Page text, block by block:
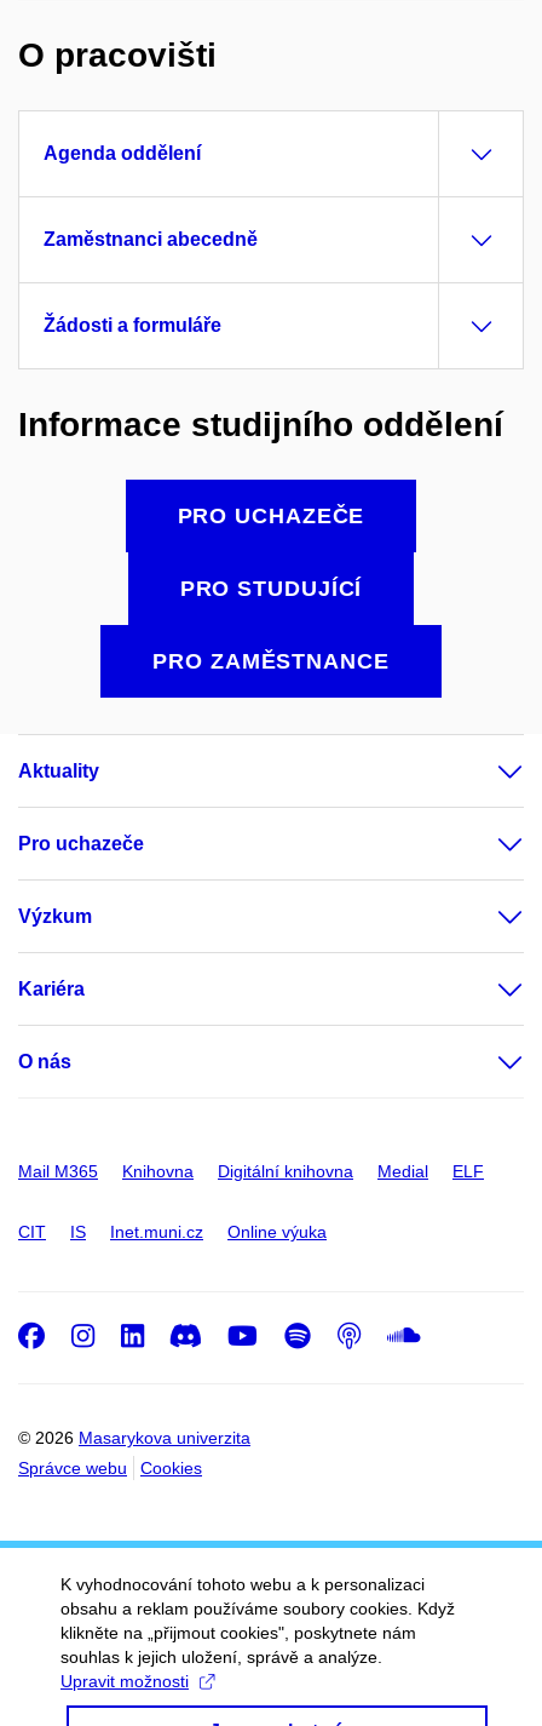
O pracovišti
Agenda oddělení
Zaměstnanci abecedně
Žádosti a formuláře
Informace studijního oddělení
PRO UCHAZEČE
PRO STUDUJÍCÍ
PRO ZAMĚSTNANCE
Aktuality
Pro uchazeče
Výzkum
Kariéra
O nás
Mail M365 Knihovna Digitální knihovna Medial ELF
CIT IS Inet.muni.cz Online výuka
© 2026 Masarykova univerzita
Správce webu
Cookies
Facebook
Instagram
LinkedIn
DiscordYoutube
Spotify
Podcast
K vyhodnocování tohoto webu a k personalizaci
obsahu a reklam používáme soubory cookies. Když
klikněte na „přijmout cookies", poskytnete nám
souhlas k jejich uložení, správě a analýze.
Upravit možnosti